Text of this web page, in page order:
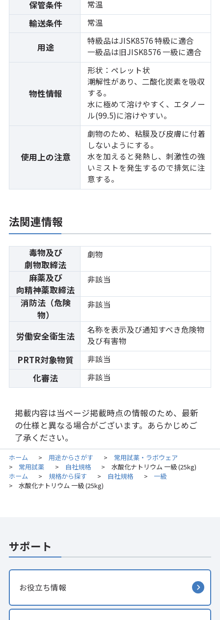
保管条件 常温
輸送条件 常温
用途
特級品はJISK8576 特級に適合
一級品は旧JISK8576 一級に適合
物性情報
形状：ペレット状
潮解性があり、二酸化炭素を吸収
する。
水に極めて溶けやすく、エタノー
ル(99.5)に溶けやすい。
使用上の注意
劇物のため、粘膜及び皮膚に付着
しないようにする。
水を加えると発熱し、刺激性の強
いミストを発生するので排気に注
意する。
法関連情報
毒物及び
劇物取締法
劇物
麻薬及び
向精神薬取締法
非該当
消防法（危険
物）
非該当
労働安全衛生法
名称を表示及び通知すべき危険物
及び有害物
PRTR対象物質 非該当
化審法 非該当
掲載内容は当ページ掲載時点の情報のため、最新
の仕様と異なる場合がございます。あらかじめご
了承ください。
ホーム > 用途からさがす > 常用試薬・ラボウェア
> 常用試薬 > 自社規格 >
水酸化ナトリウム 一級 (25kg)
ホーム
> 規格から探す > 自社規格 > 一級
> 水酸化ナトリウム 一級 (25kg)
サポート
お役立ち情報